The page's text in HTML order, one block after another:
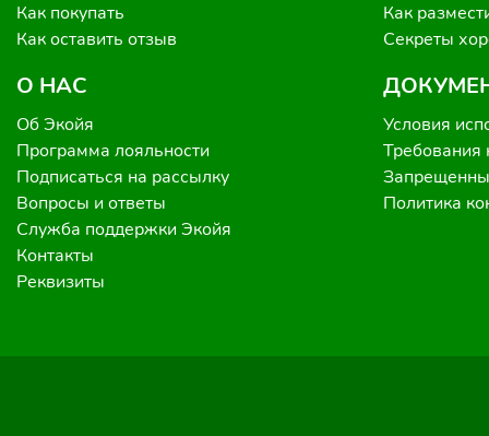
Как покупать
Как оставить отзыв
О НАС
Об Экойя
Программа лояльности
Подписаться на рассылку
Вопросы и ответы
Служба поддержки Экойя
Контакты
Реквизиты
Как
Секреты
Условия
Политика